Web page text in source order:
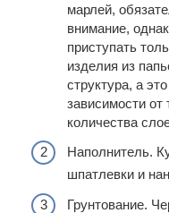
марлей,
внимание,
приступать
изделия из
структура, а
зависимости
количества
Наполнитель.
шпатлевки и
Грунтование.